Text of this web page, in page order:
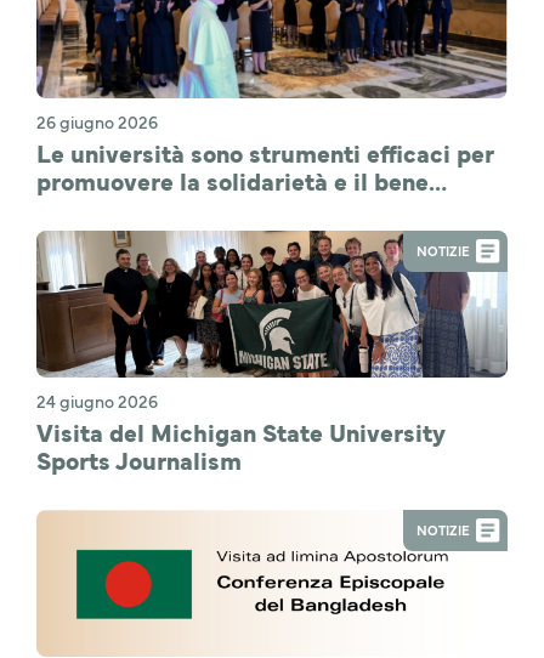
26 giugno 2026
Le università sono strumenti efficaci per
promuovere la solidarietà e il bene
NOTIZIE
24 giugno 2026
Visita del Michigan State University
Sports Journalism
NOTIZIE